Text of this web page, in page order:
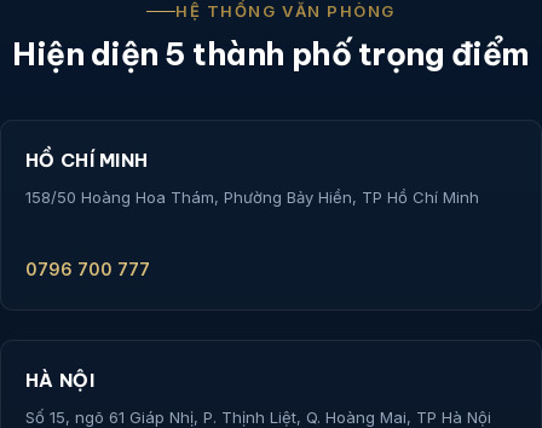
HỆ THỐNG VĂN PHÒNG
Hiện diện 5 thành phố trọng điểm
HỒ CHÍ MINH
158/50 Hoàng Hoa Thám, Phường Bảy Hiền, TP Hồ Chí Minh
0796 700 777
HÀ NỘI
Số 15, ngõ 61 Giáp Nhị, P. Thịnh Liệt, Q. Hoàng Mai, TP Hà Nội